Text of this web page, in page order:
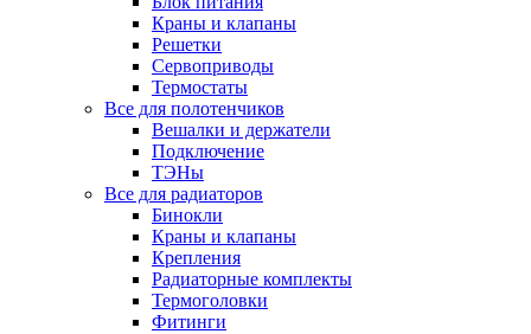
Краны и клапаны
Решетки
Сервоприводы
Термостаты
Все для полотенчиков
Вешалки и держатели
Подключение
ТЭНы
Все для радиаторов
Бинокли
Краны и клапаны
Крепления
Радиаторные комплекты
Термоголовки
Фитинги